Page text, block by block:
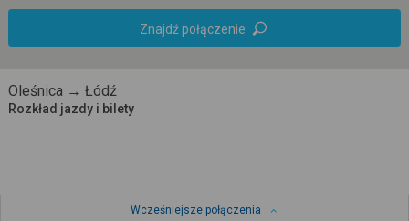
Znajdź połączenie
Oleśnica → Łódź
Rozkład jazdy i bilety
Wcześniejsze połączenia